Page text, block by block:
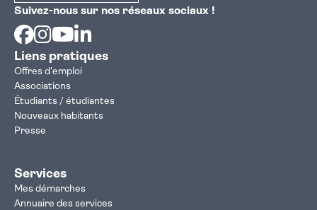
Suivez-nous sur nos réseaux sociaux !
Facebook
Instagram
Youtube
Liens pratiques
Offres d'emploi
Associations
Étudiants / étudiantes
Nouveaux habitants
Presse
Services
Mes démarches
Annuaire des services